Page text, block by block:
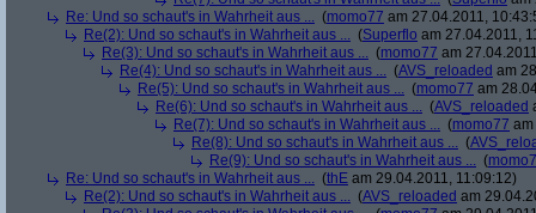
Re: Und so schaut's in Wahrheit aus ... (momo77 am 27.04.2011,
Re(2): Und so schaut's in Wahrheit aus ... (Superflo am 27.04.2011,
Re(3): Und so schaut's in Wahrheit aus ... (momo77 am
Re(4): Und so schaut's in Wahrheit aus ... (AVS_reloaded am
Re(5): Und so schaut's in Wahrheit aus ... (momo77 am
Re(6): Und so schaut's in Wahrheit aus ... (AVS_reloaded
Re(7): Und so schaut's in Wahrheit aus ... (momo77 am
Re(8): Und so schaut's in Wahrheit aus ... (
Re(9): Und so schaut's in Wahrheit aus ... (
Re: Und so schaut's in Wahrheit aus ... (thE am 29.04.2011, 11:09:12)
Re(2): Und so schaut's in Wahrheit aus ... (AVS_reloaded am